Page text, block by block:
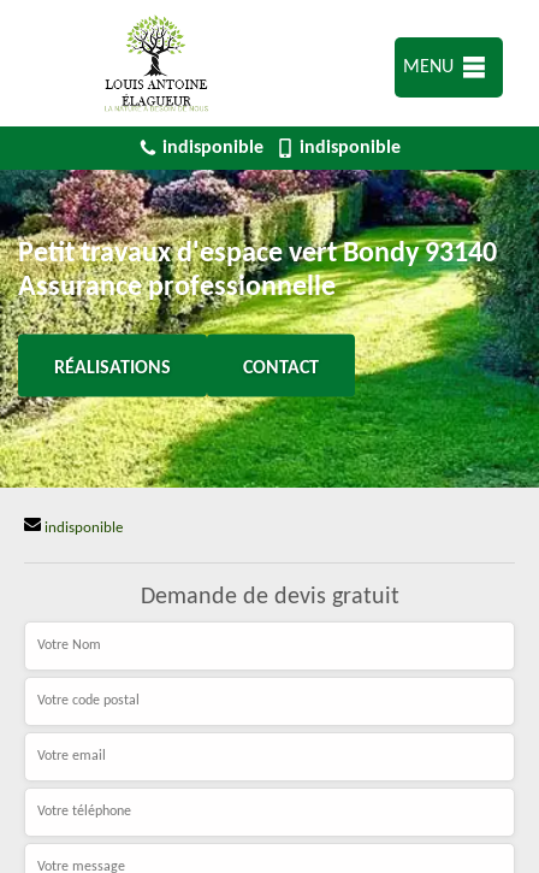
MENU
indisponible indisponible
Petit travaux d'espace vert Bondy 93140
Assurance professionnelle
RÉALISATIONS CONTACT
indisponible
Demande de devis gratuit